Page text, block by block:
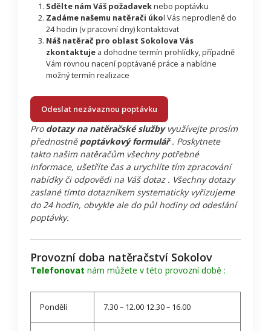
Sdělte nám Váš požadaveknebo poptávku
Zadáme našemu natěrači úkol Vás neprodleně do
24 hodin (v pracovní dny) kontaktovat
Náš natěrač pro oblast Sokolova Vás
zkontaktujea dohodne termín prohlídky, případně
Vám rovnou nacení poptávané práce a nabídne
možný termín realizace
Odeslat nezávaznou poptávku
Pro dotazy na natěračské službyvyužívejte prosím
přednostně poptávkový formulář. Poskytnete
takto našim natěračům všechny potřebné
informace, ušetříte čas a urychlíte tím zpracování
nabídky či odpovědi na Váš dotaz . Všechny dotazy
zaslané tímto dotazníkem systematicky vyřizujeme
do 24 hodin, obvykle ale do půl hodiny od odeslání
poptávky.
Provozní doba natěračství Sokolov
Telefonovat nám můžete v této provozní době :
Pondělí 7.30 – 12.00 12.30 – 16.00